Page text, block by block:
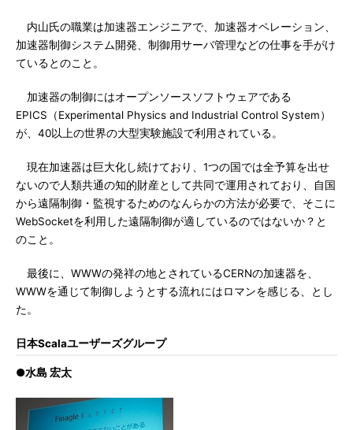
内山氏の職業は加速器エンジニアで、加速器オペレーション、
加速器制御システム開発、制御用サーバ管理などの仕事を手がけ
ているとのこと。
加速器の制御にはオープンソースソフトウェアである
EPICS（Experimental Physics and Industrial Control System）
が、40以上の世界の大型実験施設で利用されている。
現在加速器は巨大化し続けており、1つの国では全予算を出せ
ないので人類共通の知的財産として共同で運用されており、自国
から遠隔制御・監視するためのなんらかの方法が必要で、そこに
WebSocketを利用した遠隔制御が適しているのではないか？と
のこと。
最後に、WWWの発祥の地とされているCERNの加速器を、
WWWを通じて制御しようとする流れにはロマンを感じる、とし
た。
日本Scalaユーザーズグループ
●水島 宏太